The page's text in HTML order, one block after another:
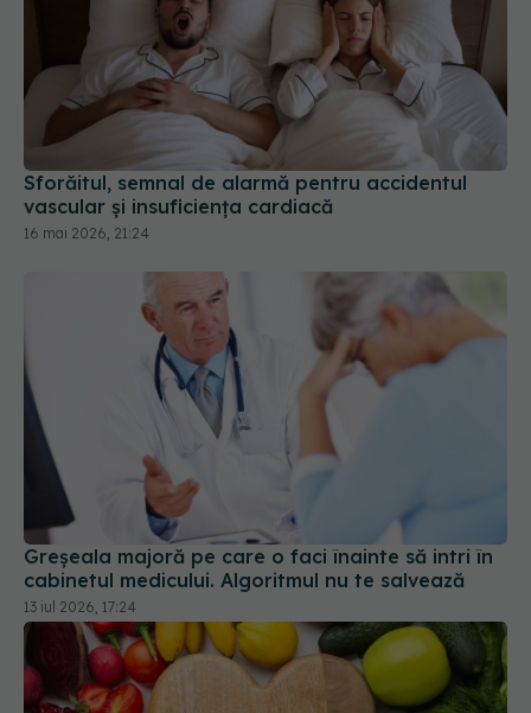
Sforăitul, semnal de alarmă pentru accidentul
vascular și insuficiența cardiacă
16 mai 2026, 21:24
Greșeala majoră pe care o faci înainte să intri în
cabinetul medicului. Algoritmul nu te salvează
13 iul 2026, 17:24